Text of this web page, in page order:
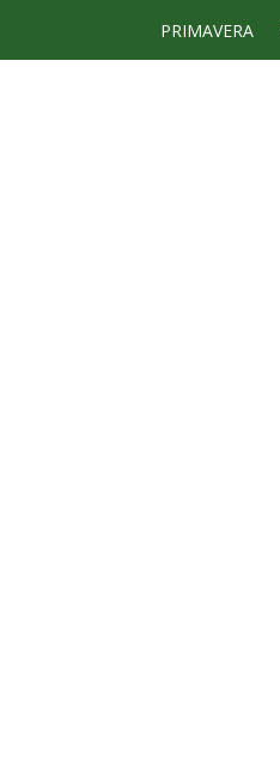
PRIMAVERA